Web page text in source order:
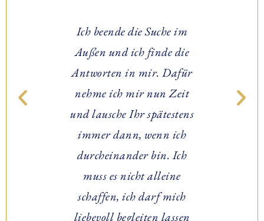
nun Zeit
Ich durfte endlich
erkennen und verstehen,
was mit Weiblichkeit
gemeint ist. Ariane, du
gibst mir das Gefühl, in
deinem Wohnzimmer zu
sitzen und bei dir zu sein.
Ich freue mich so sehr, dass
ich dabei sein konnte und
all diese Erkenntnisse